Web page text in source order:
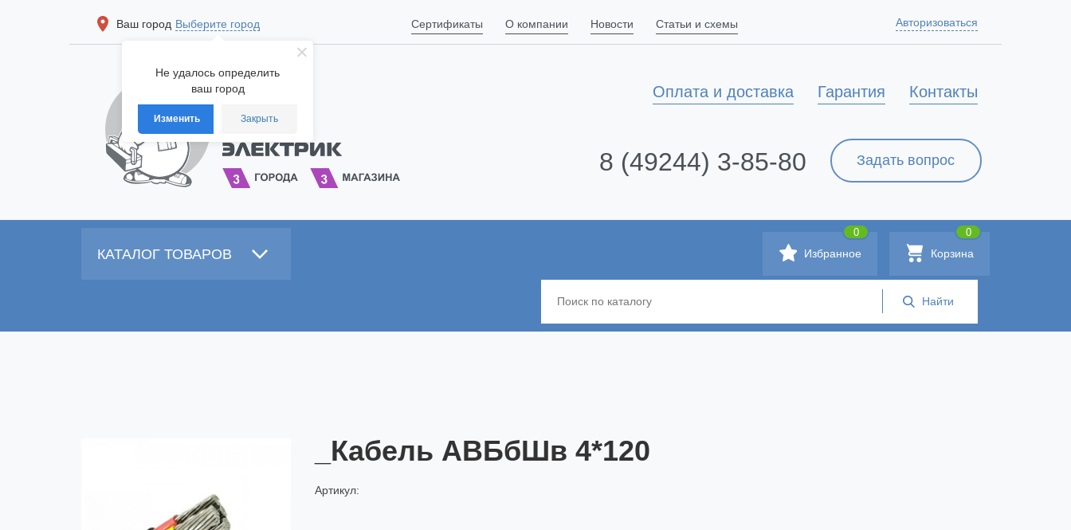
Не удалось определить
ваш город
Изменить Закрыть
Ваш город Выберите город Сертификаты О компании Новости Статьи и схемы Авторизоваться
Контакты
Гарантия
Оплата и доставка
Задать вопрос
8 (49244) 3-85-80
КАТАЛОГ ТОВАРОВ Корзина
0
Избранное
0
_Кабель АВБбШв 4*120
Артикул: